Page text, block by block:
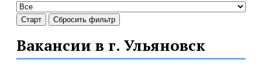
Старт Сбросить фильтр
Вакансии в г. Ульяновск